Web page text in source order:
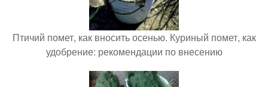
Птичий помет, как вносить осенью. Куриный помет, как
удобрение: рекомендации по внесению